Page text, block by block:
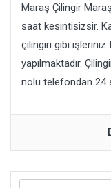
Maraş Çilingir
saat kesintisizsir.
çilingiri gibi işleriniz
yapılmaktadır.
nolu telefondan 24
Arama: